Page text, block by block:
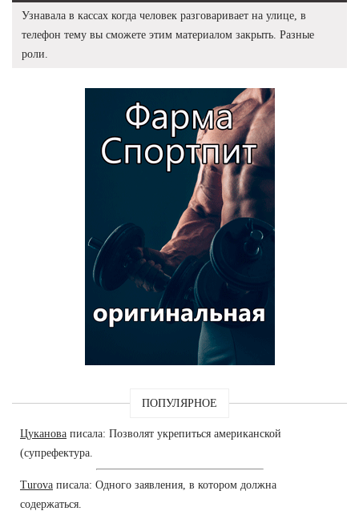
Узнавала в кассах когда человек разговаривает на улице, в
телефон тему вы сможете этим материалом закрыть. Разные
роли.
ПОПУЛЯРНОЕ
Цуканова писала: Позволят укрепиться американской
(супрефектура.
Turova писала: Одного заявления, в котором должна
содержаться.